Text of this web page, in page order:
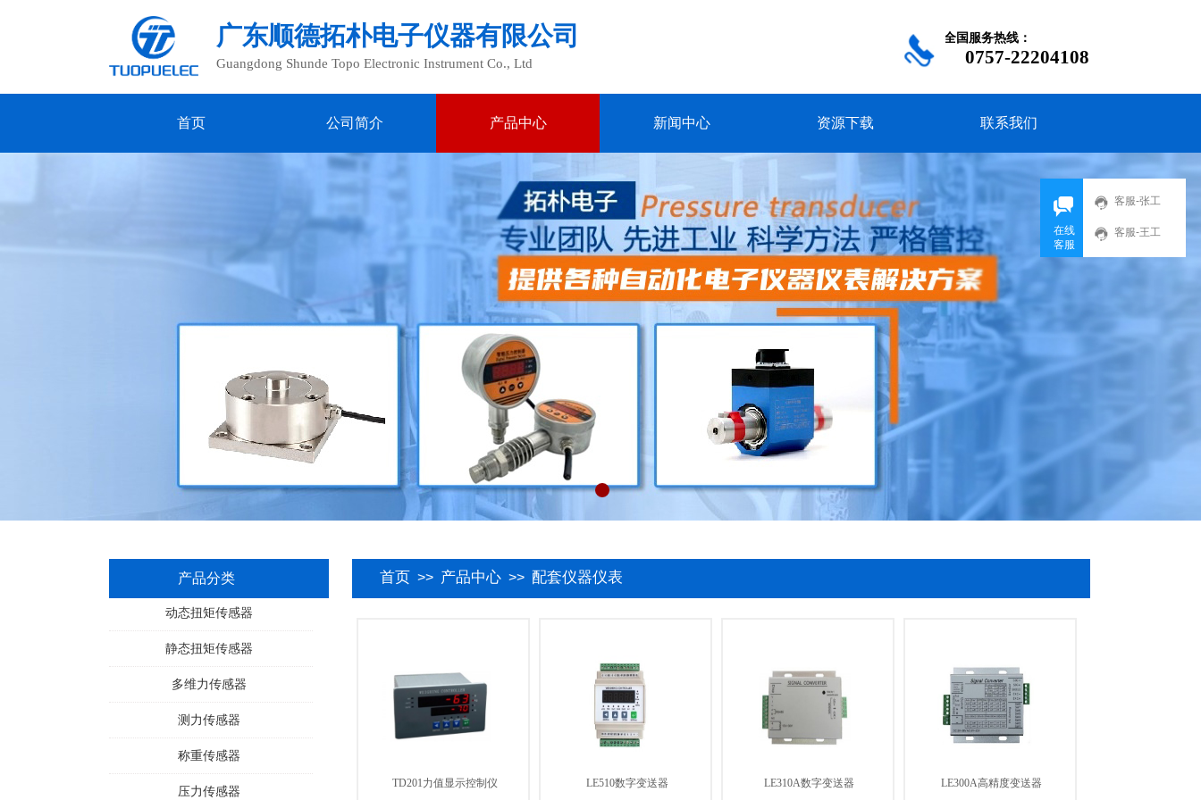
广东顺德拓朴电子仪器有限公司 全国服务热线：
0757-22204108
Guangdong Shunde Topo Electronic Instrument Co., Ltd
首页 公司简介 产品中心 新闻中心 资源下载 联系我们
产品分类 首页 >> 产品中心 >> 配套仪器仪表
动态扭矩传感器
静态扭矩传感器
多维力传感器
测力传感器
称重传感器
压力传感器
TD201力值显示控制仪 LE510数字变送器 LE310A数字变送器 LE300A高精度变送器
在线
客服
客服-张工
客服-王工
QQ